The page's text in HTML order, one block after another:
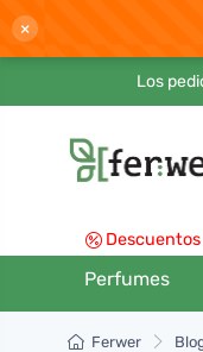
×
Los
Perfumes
Ferwer